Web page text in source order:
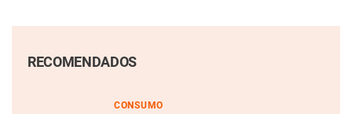
RECOMENDADOS
CONSUMO